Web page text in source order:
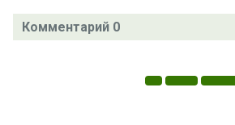
Комментарий 0